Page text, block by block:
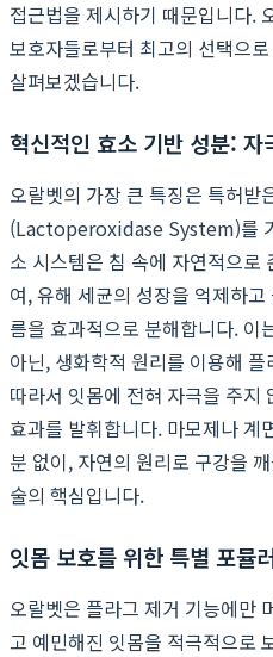
접근법을 제시하기 때문입니다.
보호자들로부터 최고의 선택으
살펴보겠습니다.
혁신적인 효소 기반 성분: 자
오랄벳의 가장 큰 특징은 특허받
(Lactoperoxidase System)를
소 시스템은 침 속에 자연적으로
여, 유해 세균의 성장을 억제하
름을 효과적으로 분해합니다. 이
아닌, 생화학적 원리를 이용해
따라서 잇몸에 전혀 자극을 주지
효과를 발휘합니다. 마모제나 계
분 없이, 자연의 원리로 구강을
술의 핵심입니다.
잇몸 보호를 위한 특별 포뮬
오랄벳은 플라그 제거 기능에만
고 예민해진 잇몸을 적극적으로